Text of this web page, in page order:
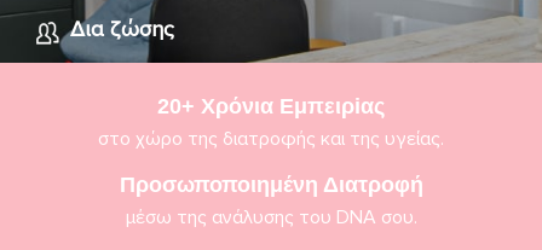
Δια ζώσης
20+ Χρόνια Εμπειρiας
στο χώρο της διατροφής και της υγείας.
Προσωποποιημένη Διατροφή
μέσω της ανάλυσης του DNA σου.